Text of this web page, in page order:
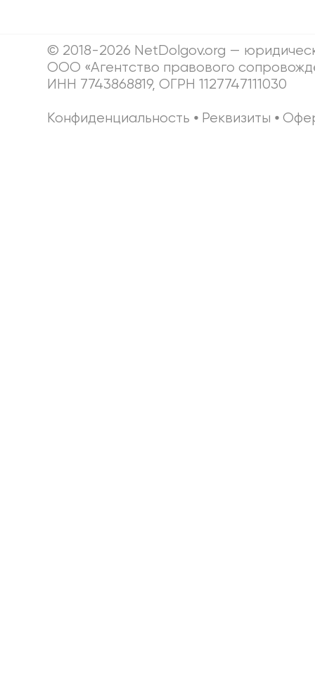
© 2018-2026 NetDolgov.org —
ООО «Агентство правового
ИНН 7743868819, ОГРН 1127747111030
Конфиденциальность ⦁ Реквизиты ⦁